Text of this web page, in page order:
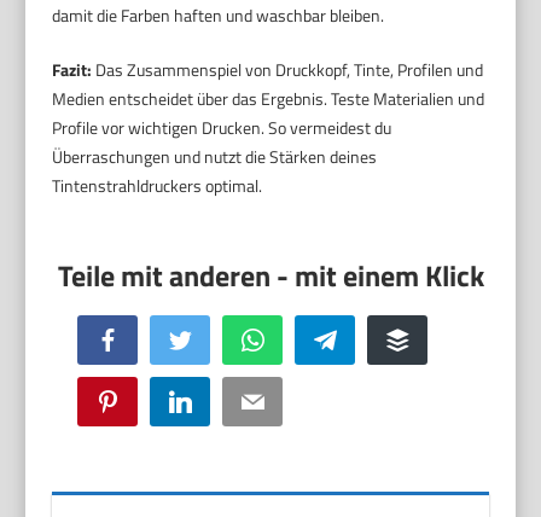
damit die Farben haften und waschbar bleiben.
Fazit: Das Zusammenspiel von Druckkopf, Tinte, Profilen und
Medien entscheidet über das Ergebnis. Teste Materialien und
Profile vor wichtigen Drucken. So vermeidest du
Überraschungen und nutzt die Stärken deines
Tintenstrahldruckers optimal.
Facebook Twitter WhatsApp Telegram Buffer
Pinterest LinkedIn Email